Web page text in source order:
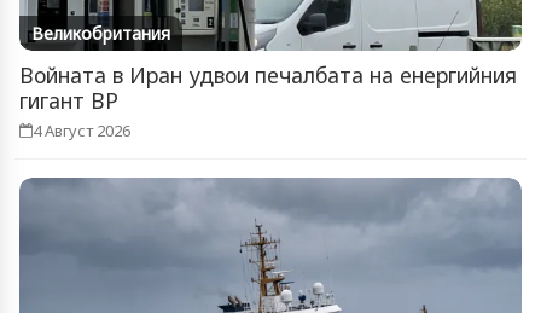
Великобритания
Войната в Иран удвои печалбата на енергийния
гигант BP
4 Август 2026